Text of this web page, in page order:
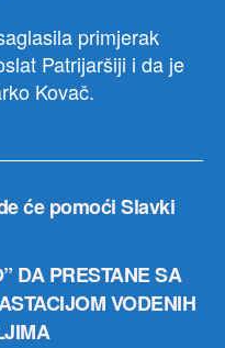
primjerak
Patrijaršiji i da je
Kovač.
će pomoći Slavki
DA PRESTANE SA
VODENIH